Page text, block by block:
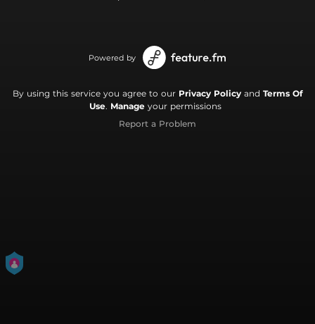
Powered by
By using this service you agree to our Privacy Policyand Terms Of
Use. Manage your permissions
Report a Problem